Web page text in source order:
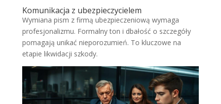
Komunikacja z ubezpieczycielem
Wymiana pism z firmą ubezpieczeniową wymaga
profesjonalizmu. Formalny ton i dbałość o szczegóły
pomagają unikać nieporozumień. To kluczowe na
etapie likwidacji szkody.